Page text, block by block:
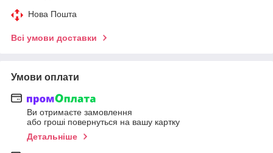
Нова Пошта
Всі умови доставки
Умови оплати
Ви отримаєте замовлення
або гроші повернуться на вашу картку
Детальніше